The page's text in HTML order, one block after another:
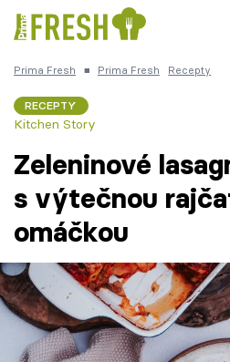
Česká kuchyně
Témata
Recepty
Články
Prima Fresh ■ Prima Fresh Recepty
RECEPTY
Kitchen Story
Zeleninové
s výtečnou
omáčkou